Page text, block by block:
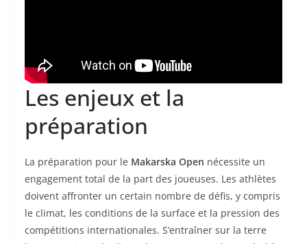
Les enjeux et la
préparation
La préparation pour le Makarska Open nécessite un
engagement total de la part des joueuses. Les athlètes
doivent affronter un certain nombre de défis, y compris
le climat, les conditions de la surface et la pression des
compétitions internationales. S’entraîner sur la terre